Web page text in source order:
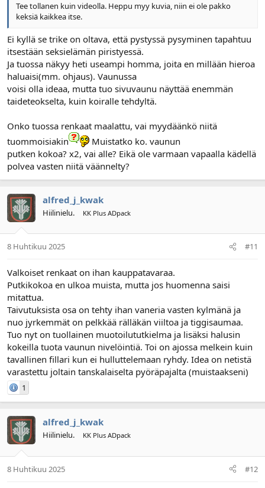
Tee tollanen kuin videolla. Heppu myy kuvia, niin ei ole pakko
keksiä kaikkea itse.
Ei kyllä se trike on oltava, että pystyssä pysyminen tapahtuu
itsestään seksielämän piristyessä.
Ja tuossa näkyy heti useampi homma, joita en millään hieroa
haluaisi(mm. ohjaus). Vaunussa
voisi olla ideaa, mutta tuo sivuvaunu näyttää enemmän
taideteokselta, kuin koiralle tehdyltä.
Onko tuossa renkaat maalattu, vai myydäänkö niitä
tuommoisiakin
Muistatko ko. vaunun
putken kokoa? x2, vai alle? Eikä ole varmaan vapaalla kädellä
polvea vasten niitä väännelty?
alfred_j_kwak
Hiilinielu. KK Plus ADpack
8 Huhtikuu 2025 #11
Valkoiset renkaat on ihan kauppatavaraa.
Putkikokoa en ulkoa muista, mutta jos huomenna saisi
mitattua.
Taivutuksista osa on tehty ihan vaneria vasten kylmänä ja
nuo jyrkemmät on pelkkää rälläkän viiltoa ja tiggisaumaa.
Tuo nyt on tuollainen muotoilututkielma ja lisäksi halusin
kokeilla tuota vaunun nivelöintiä. Toi on ajossa melkein kuin
tavallinen fillari kun ei hulluttelemaan ryhdy. Idea on netistä
varastettu joltain tanskalaiselta pyöräpajalta (muistaakseni)
1
alfred_j_kwak
Hiilinielu. KK Plus ADpack
8 Huhtikuu 2025 #12